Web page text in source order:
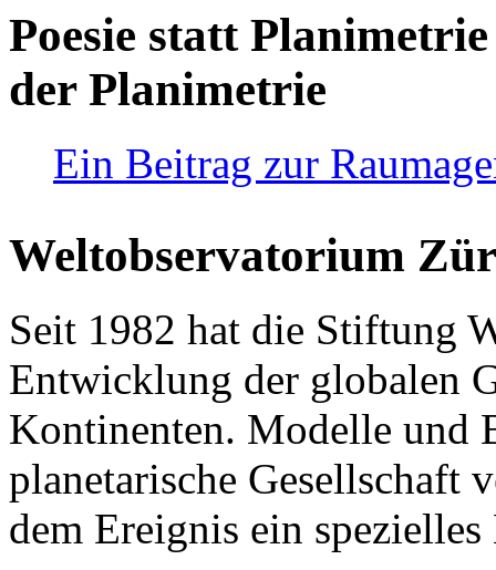
Poesie statt
der Planimetrie
Ein Beitrag zur
Weltobservatorium
Seit 1982 hat die Stiftung
Entwicklung der globalen
Kontinenten. Modelle und
planetarische Gesellschaft
dem Ereignis ein